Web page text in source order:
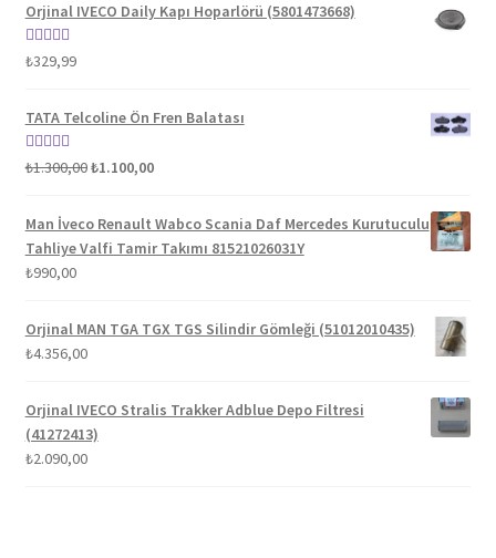
Orjinal IVECO Daily Kapı Hoparlörü (5801473668)
5 üzerinden
₺329,99
TATA Telcoline Ön Fren Balatası
5 üzerinden
₺1.300,00Orijinal
₺1.300,00.
₺1.100,00Şu
fiyat:
₺1.100,00.
Man İveco Renault Wabco Scania Daf Mercedes Kurutuculu
Tahliye Valfi Tamir Takımı 81521026031Y
₺990,00
Orjinal MAN TGA TGX TGS Silindir Gömleği (51012010435)
₺4.356,00
Orjinal IVECO Stralis Trakker Adblue Depo Filtresi
(41272413)
₺2.090,00